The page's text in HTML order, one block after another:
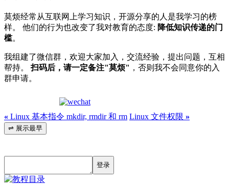
莫烦经常从互联网上学习知识，开源分享的人是我学习的榜
样。 他们的行为也改变了我对教育的态度: 降低知识传递的门
槛。
我组建了微信群，欢迎大家加入，交流经验，提出问题，互相
帮持。扫码后，请一定备注"莫烦" ，否则我不会同意你的入
群申请。
« Linux 基本指令 mkdir, rmdir 和 rm Linux 文件权限 »
⇌ 展示最早
登录